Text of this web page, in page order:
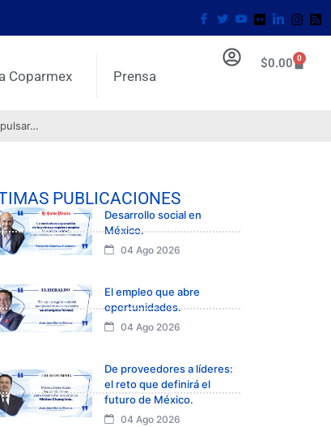
Coparmex Prensa
$0.00 0
PUBLICACIONES
Desarrollo social en
México.
04 Ago 2026
El empleo que abre
oportunidades.
04 Ago 2026
De proveedores a líderes:
el reto que definirá el
futuro de México.
04 Ago 2026